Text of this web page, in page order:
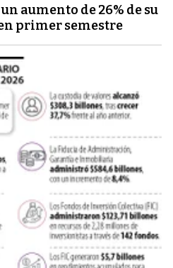
aumento de 26% de su
primer semestre